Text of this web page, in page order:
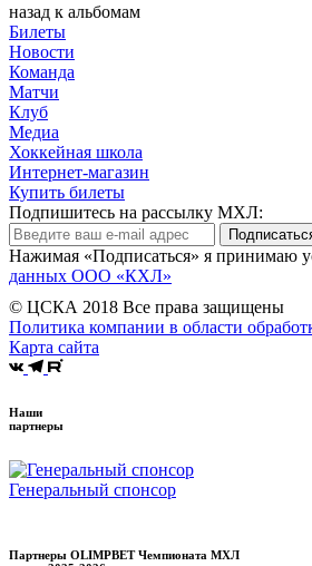
назад к альбомам
Билеты
Новости
Команда
Матчи
Клуб
Медиа
Хоккейная школа
Интернет-магазин
Купить билеты
Подпишитесь на рассылку МХЛ:
Нажимая «Подписаться» я принимаю
данных ООО «КХЛ»
© ЦСКА 2018 Все права защищены
Политика компании в области
Карта сайта
Наши
партнеры
Генеральный спонсор
Партнеры OLIMPBET Чемпионата МХЛ